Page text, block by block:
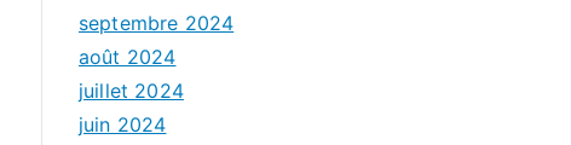
septembre 2024
août 2024
juillet 2024
juin 2024